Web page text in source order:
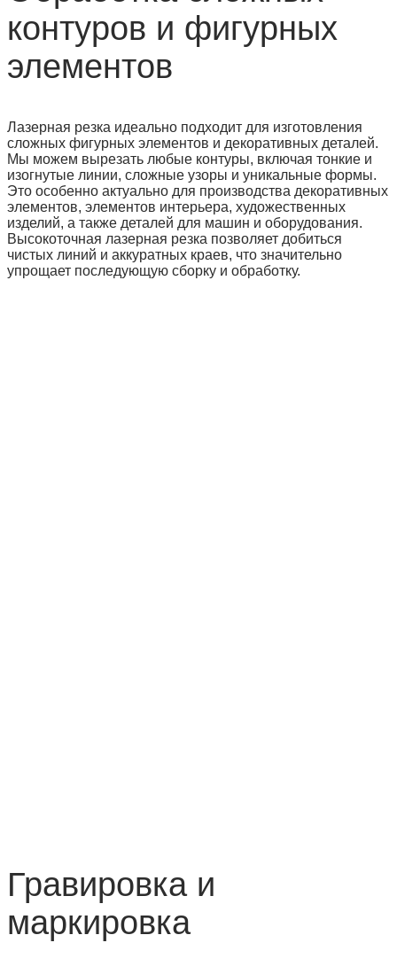
контуров и фигурных
элементов
Лазерная резка идеально подходит для изготовления
сложных фигурных элементов и декоративных деталей.
Мы можем вырезать любые контуры, включая тонкие и
изогнутые линии, сложные узоры и уникальные формы.
Это особенно актуально для производства декоративных
элементов, элементов интерьера, художественных
изделий, а также деталей для машин и оборудования.
Высокоточная лазерная резка позволяет добиться
чистых линий и аккуратных краев, что значительно
упрощает последующую сборку и обработку.
Гравировка и
маркировка